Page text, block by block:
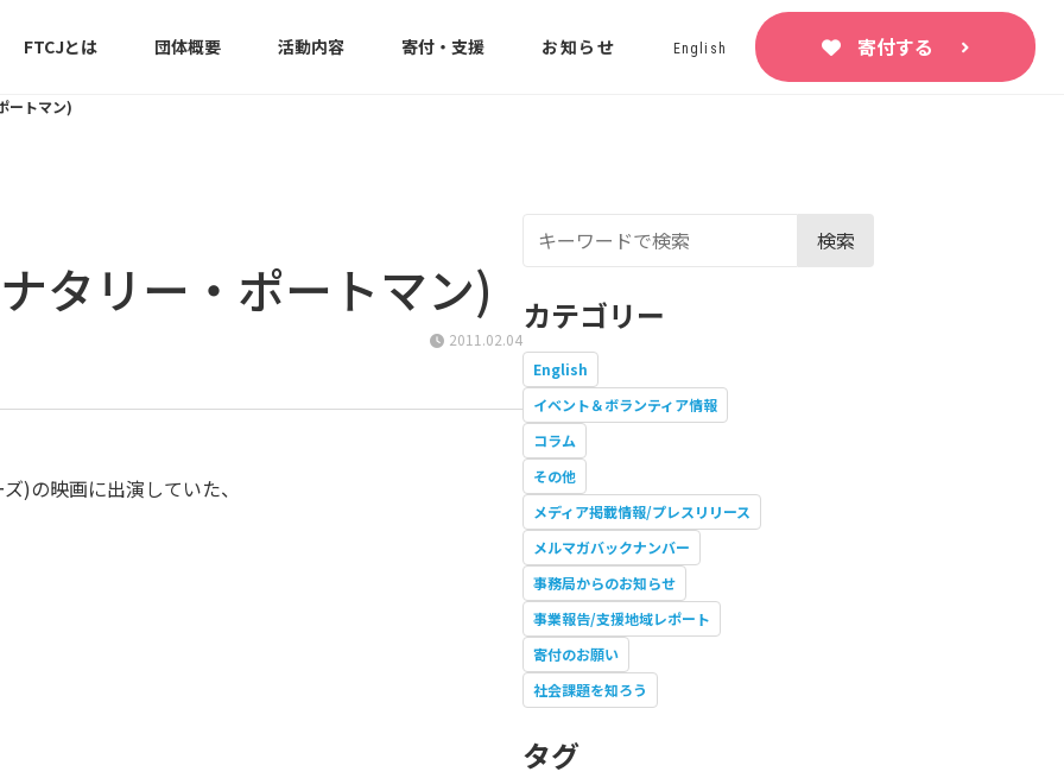
FTCJとは 団体概要 活動内容 寄付・支援 お知らせ English 寄付する
トマン)
タリー・ポートマン)
2011.02.04
)の映画に出演していた、
検索
カテゴリー
English
イベント＆ボランティア情報
コラム
その他
メディア掲載情報/プレスリリース
メルマガバックナンバー
事務局からのお知らせ
事業報告/支援地域レポート
寄付のお願い
社会課題を知ろう
タグ